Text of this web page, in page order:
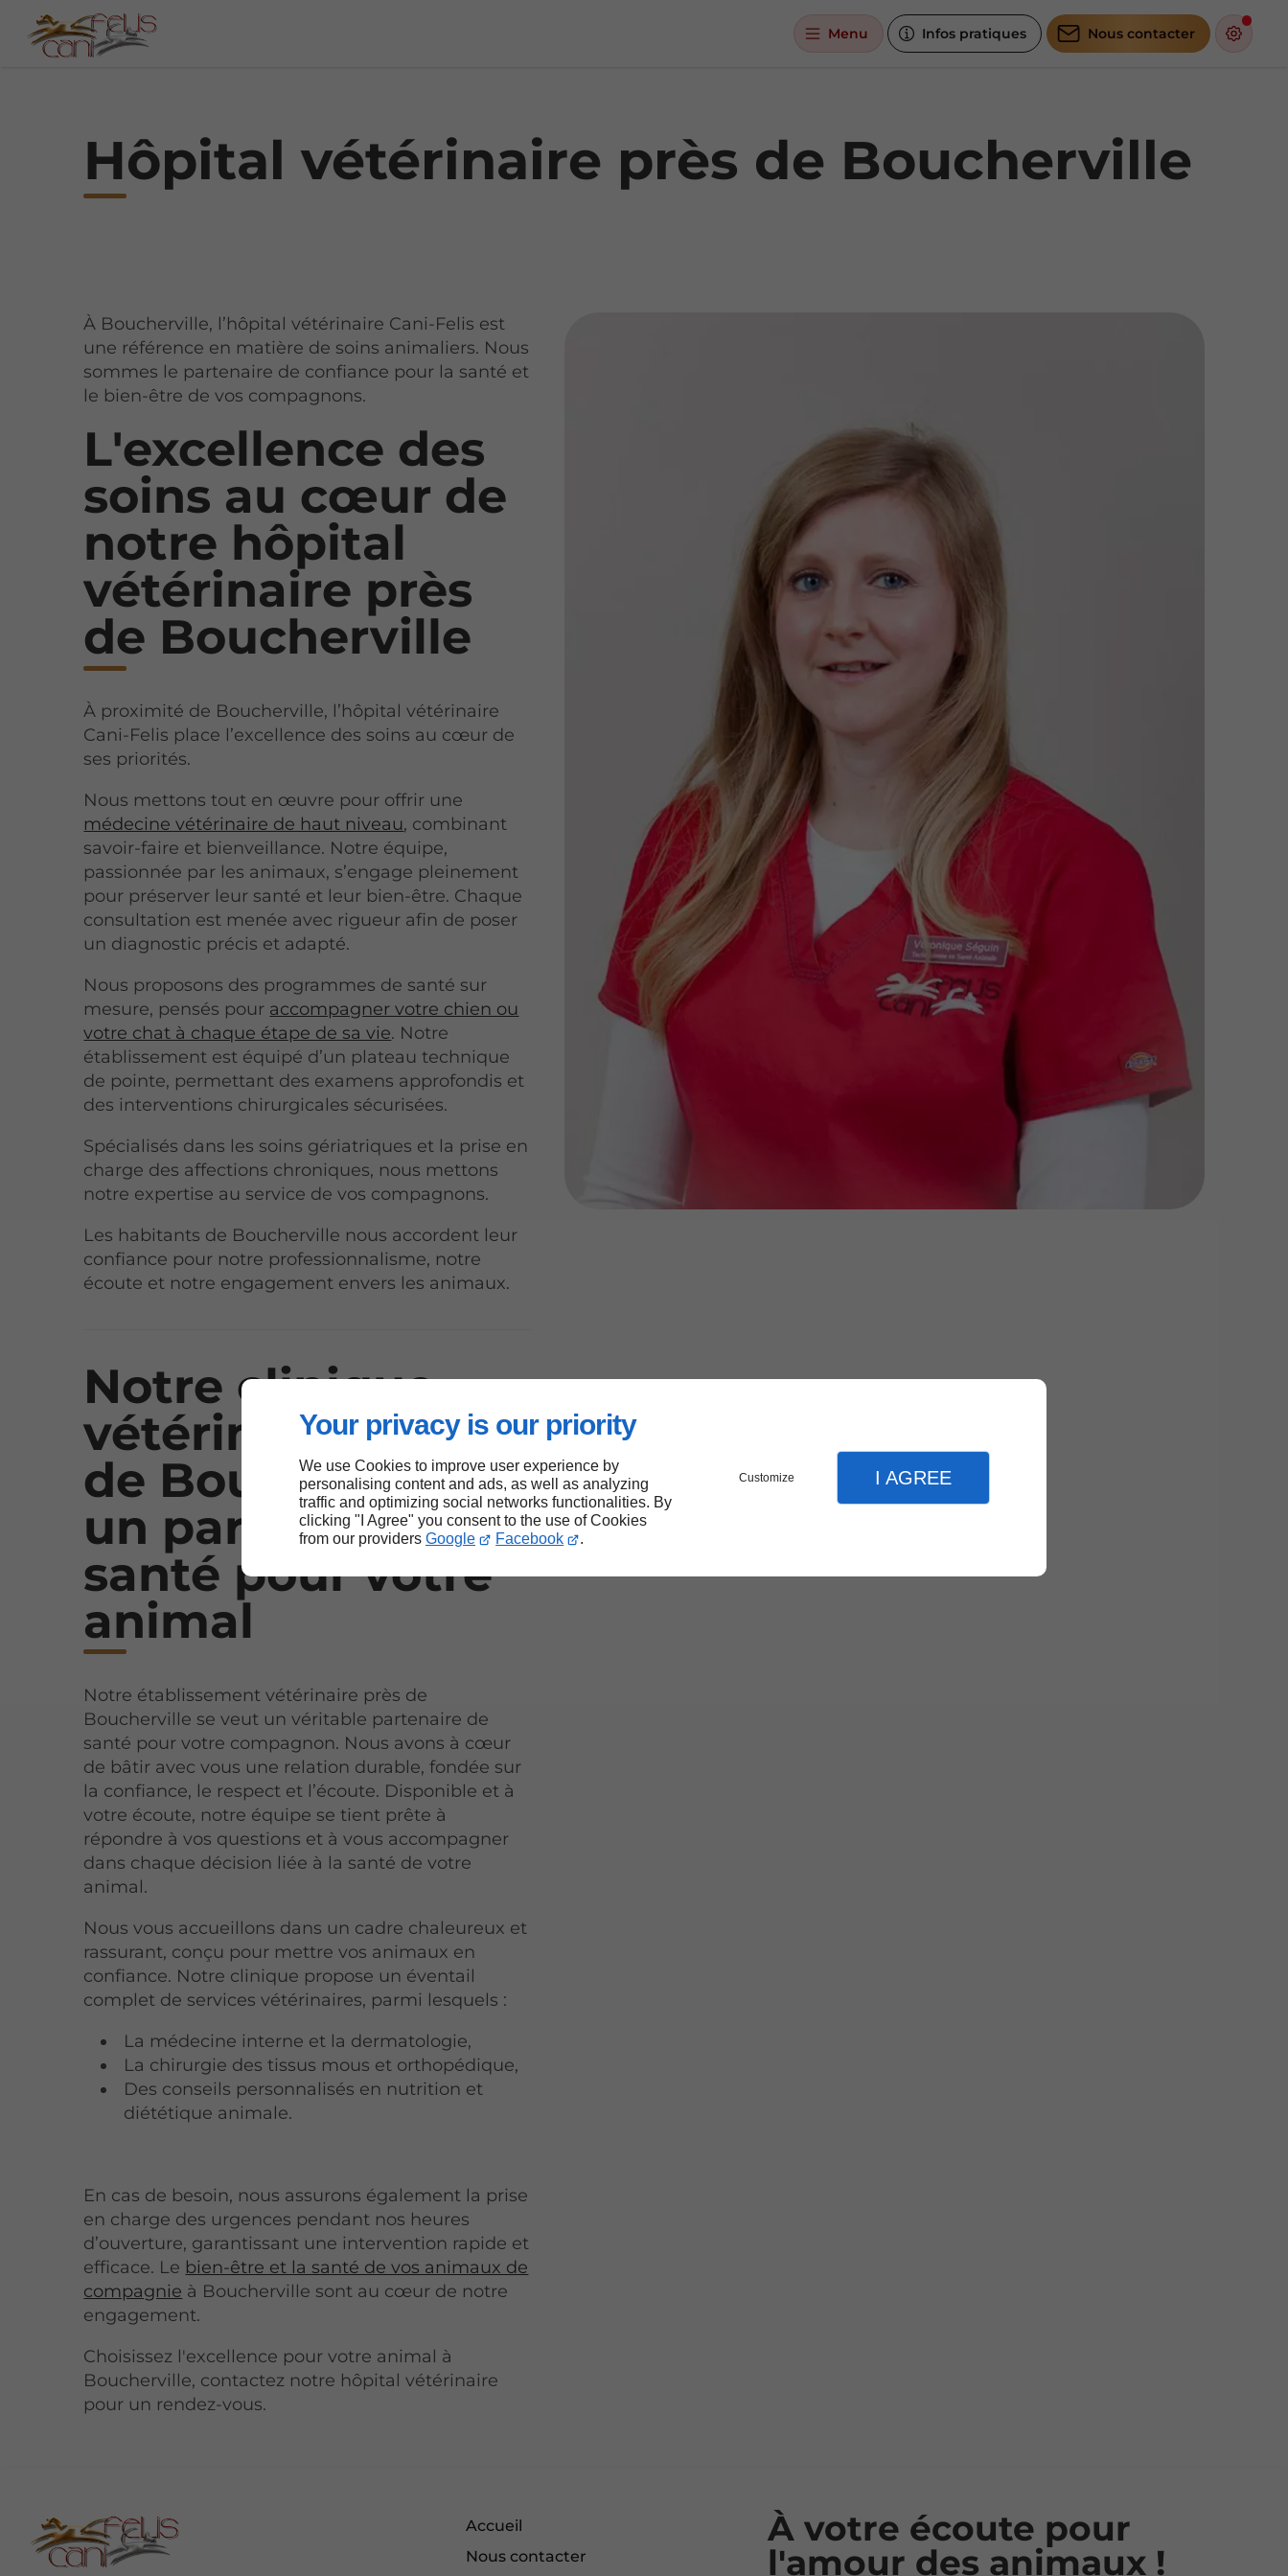
Your privacy is our priority
We use Cookies to improve user experience by
personalising content and ads, as well as analyzing
traffic and optimizing social networks functionalities. By
clicking "I Agree" you consent to the use of Cookies
from our providers Google Facebook .
Customize I AGREE
Menu Infos pratiques Nous contacter
Hôpital vétérinaire près de Boucherville
À Boucherville, l’hôpital vétérinaire Cani-Felis est
une référence en matière de soins animaliers. Nous
sommes le partenaire de confiance pour la santé et
le bien-être de vos compagnons.
L'excellence des
soins au cœur de
notre hôpital
vétérinaire près
de Boucherville
À proximité de Boucherville, l’hôpital vétérinaire
Cani-Felis place l’excellence des soins au cœur de
ses priorités.
Nous mettons tout en œuvre pour offrir une
médecine vétérinaire de haut niveau, combinant
savoir-faire et bienveillance. Notre équipe,
passionnée par les animaux, s’engage pleinement
pour préserver leur santé et leur bien-être. Chaque
consultation est menée avec rigueur afin de poser
un diagnostic précis et adapté.
Nous proposons des programmes de santé sur
mesure, pensés pour accompagner votre chien ou
votre chat à chaque étape de sa vie. Notre
établissement est équipé d’un plateau technique
de pointe, permettant des examens approfondis et
des interventions chirurgicales sécurisées.
Spécialisés dans les soins gériatriques et la prise en
charge des affections chroniques, nous mettons
notre expertise au service de vos compagnons.
Les habitants de Boucherville nous accordent leur
confiance pour notre professionnalisme, notre
écoute et notre engagement envers les animaux.
Notre clinique
vétérinaire près
de Boucherville :
un partenaire
santé pour votre
animal
Notre établissement vétérinaire près de
Boucherville se veut un véritable partenaire de
santé pour votre compagnon. Nous avons à cœur
de bâtir avec vous une relation durable, fondée sur
la confiance, le respect et l’écoute. Disponible et à
votre écoute, notre équipe se tient prête à
répondre à vos questions et à vous accompagner
dans chaque décision liée à la santé de votre
animal.
Nous vous accueillons dans un cadre chaleureux et
rassurant, conçu pour mettre vos animaux en
confiance. Notre clinique propose un éventail
complet de services vétérinaires, parmi lesquels :
La médecine interne et la dermatologie,
La chirurgie des tissus mous et orthopédique,
Des conseils personnalisés en nutrition et
diététique animale.
En cas de besoin, nous assurons également la prise
en charge des urgences pendant nos heures
d’ouverture, garantissant une intervention rapide et
efficace. Le bien-être et la santé de vos animaux de
compagnie à Boucherville sont au cœur de notre
engagement.
Choisissez l'excellence pour votre animal à
Boucherville, contactez notre hôpital vétérinaire
pour un rendez-vous.
Accueil
Nous contacter
À votre écoute pour
l'amour des animaux !